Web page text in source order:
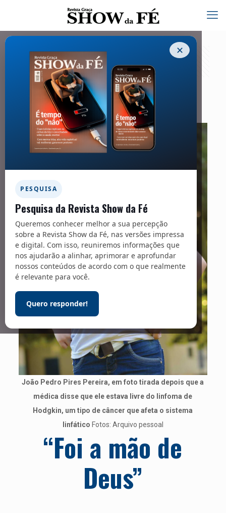
✕
PESQUISA
Pesquisa da Revista Show da Fé
Queremos conhecer melhor a sua percepção
sobre a Revista Show da Fé, nas versões impressa
e digital. Com isso, reuniremos informações que
nos ajudarão a alinhar, aprimorar e aprofundar
nossos conteúdos de acordo com o que realmente
é relevante para você.
Quero responder!
Novela da Vida Real – 258
01/01/2021
João Pedro Pires Pereira, em foto tirada depois que a
médica disse que ele estava livre do linfoma de
Hodgkin, um tipo de câncer que afeta o sistema
linfático Fotos: Arquivo pessoal
“Foi a mão de
Deus”